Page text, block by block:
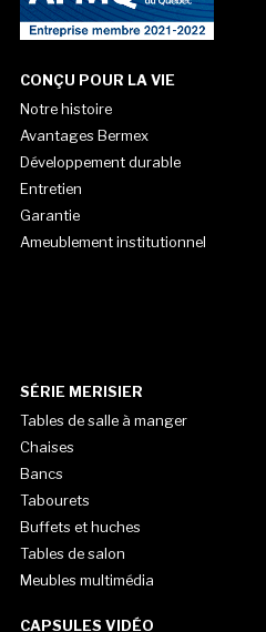
CONÇU POUR LA VIE
Notre histoire
Avantages Bermex
Développement durable
Entretien
Garantie
Ameublement institutionnel
SÉRIE MERISIER
Tables de salle à manger
Chaises
Bancs
Tabourets
Buffets et huches
Tables de salon
Meubles multimédia
CAPSULES VIDÉO